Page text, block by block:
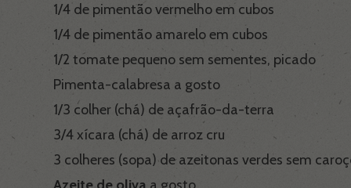
1/4 de pimentão vermelho em cubos
1/4 de pimentão amarelo em cubos
1/2 tomate pequeno sem sementes, picado
Pimenta-calabresa a gosto
1/3 colher (chá) de açafrão-da-terra
3/4 xícara (chá) de arroz cru
3 colheres (sopa) de azeitonas verdes sem